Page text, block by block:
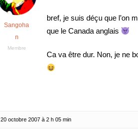
Sangoha
n
Membre
bref, je suis déçu que l’on
que le Canada anglais
Ca va être dur. Non, je ne
20 octobre 2007 à 2 h 05 min